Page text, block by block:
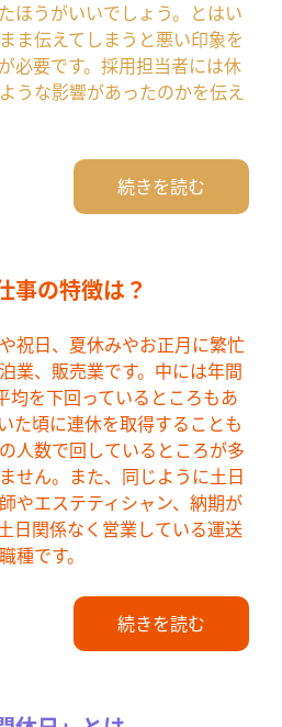
ほうがいいでしょう。とはい
ま伝えてしまうと悪い印象を
必要です。採用担当者には休
うな影響があったのかを伝え
続きを読む
事の特徴は？
祝日、夏休みやお正月に繁忙
業、販売業です。中には年間
均を下回っているところもあ
た頃に連休を取得することも
人数で回しているところが多
せん。また、同じように土日
やエステティシャン、納期が
日関係なく営業している運送
種です。
続きを読む